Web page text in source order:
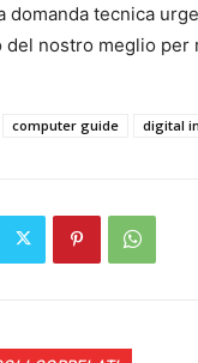
domanda tecnica
del nostro meglio per
computer guide digital